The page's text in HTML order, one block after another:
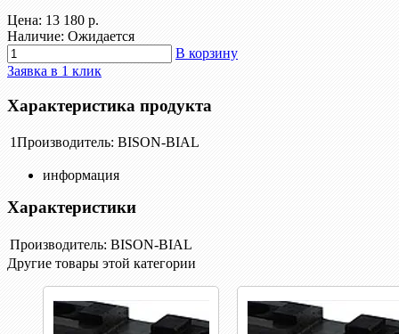
Цена: 13 180 р.
Наличие: Ожидается
В корзину
Заявка в 1 клик
Характеристика продукта
1Производитель: BISON-BIAL
информация
Характеристики
Производитель: BISON-BIAL
Другие товары этой категории